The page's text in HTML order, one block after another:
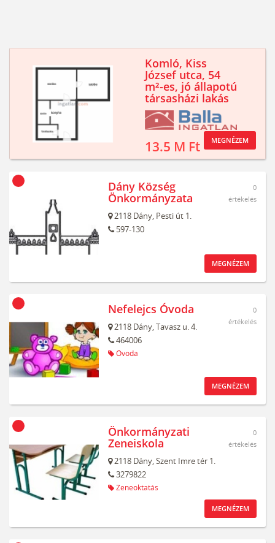
Komló, Kiss
József utca, 54
m²-es, jó állapotú
társasházi lakás
13.5 M Ft MEGNÉZEM
Dány Község
Önkormányzata
2118 Dány, Pesti út 1.
597-130
0
értékelés
MEGNÉZEM
Nefelejcs Óvoda
2118 Dány,Tavasz u. 4.
464006
Óvoda
0
értékelés
MEGNÉZEM
Önkormányzati
Zeneiskola
2118 Dány,Szent Imre tér 1.
3279822
Zeneoktatás
0
értékelés
MEGNÉZEM